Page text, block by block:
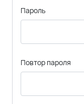
Пароль
Повтор пароля